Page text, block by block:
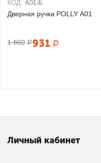
КОД: А01-Б
Дверная ручка POLLY А01
1 860 Р931 Р
Личный кабинет